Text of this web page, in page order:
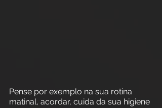
Pense por exemplo na sua rotina
matinal, acordar, cuida da sua higiene